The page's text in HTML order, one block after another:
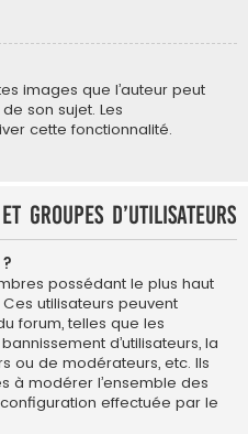
images que l’auteur peut
son sujet. Les
cette fonctionnalité.
groupes d’utilisateurs
possédant le plus haut
utilisateurs peuvent
forum, telles que les
d’utilisateurs, la
ou de modérateurs, etc. Ils
à modérer l’ensemble des
effectuée par le